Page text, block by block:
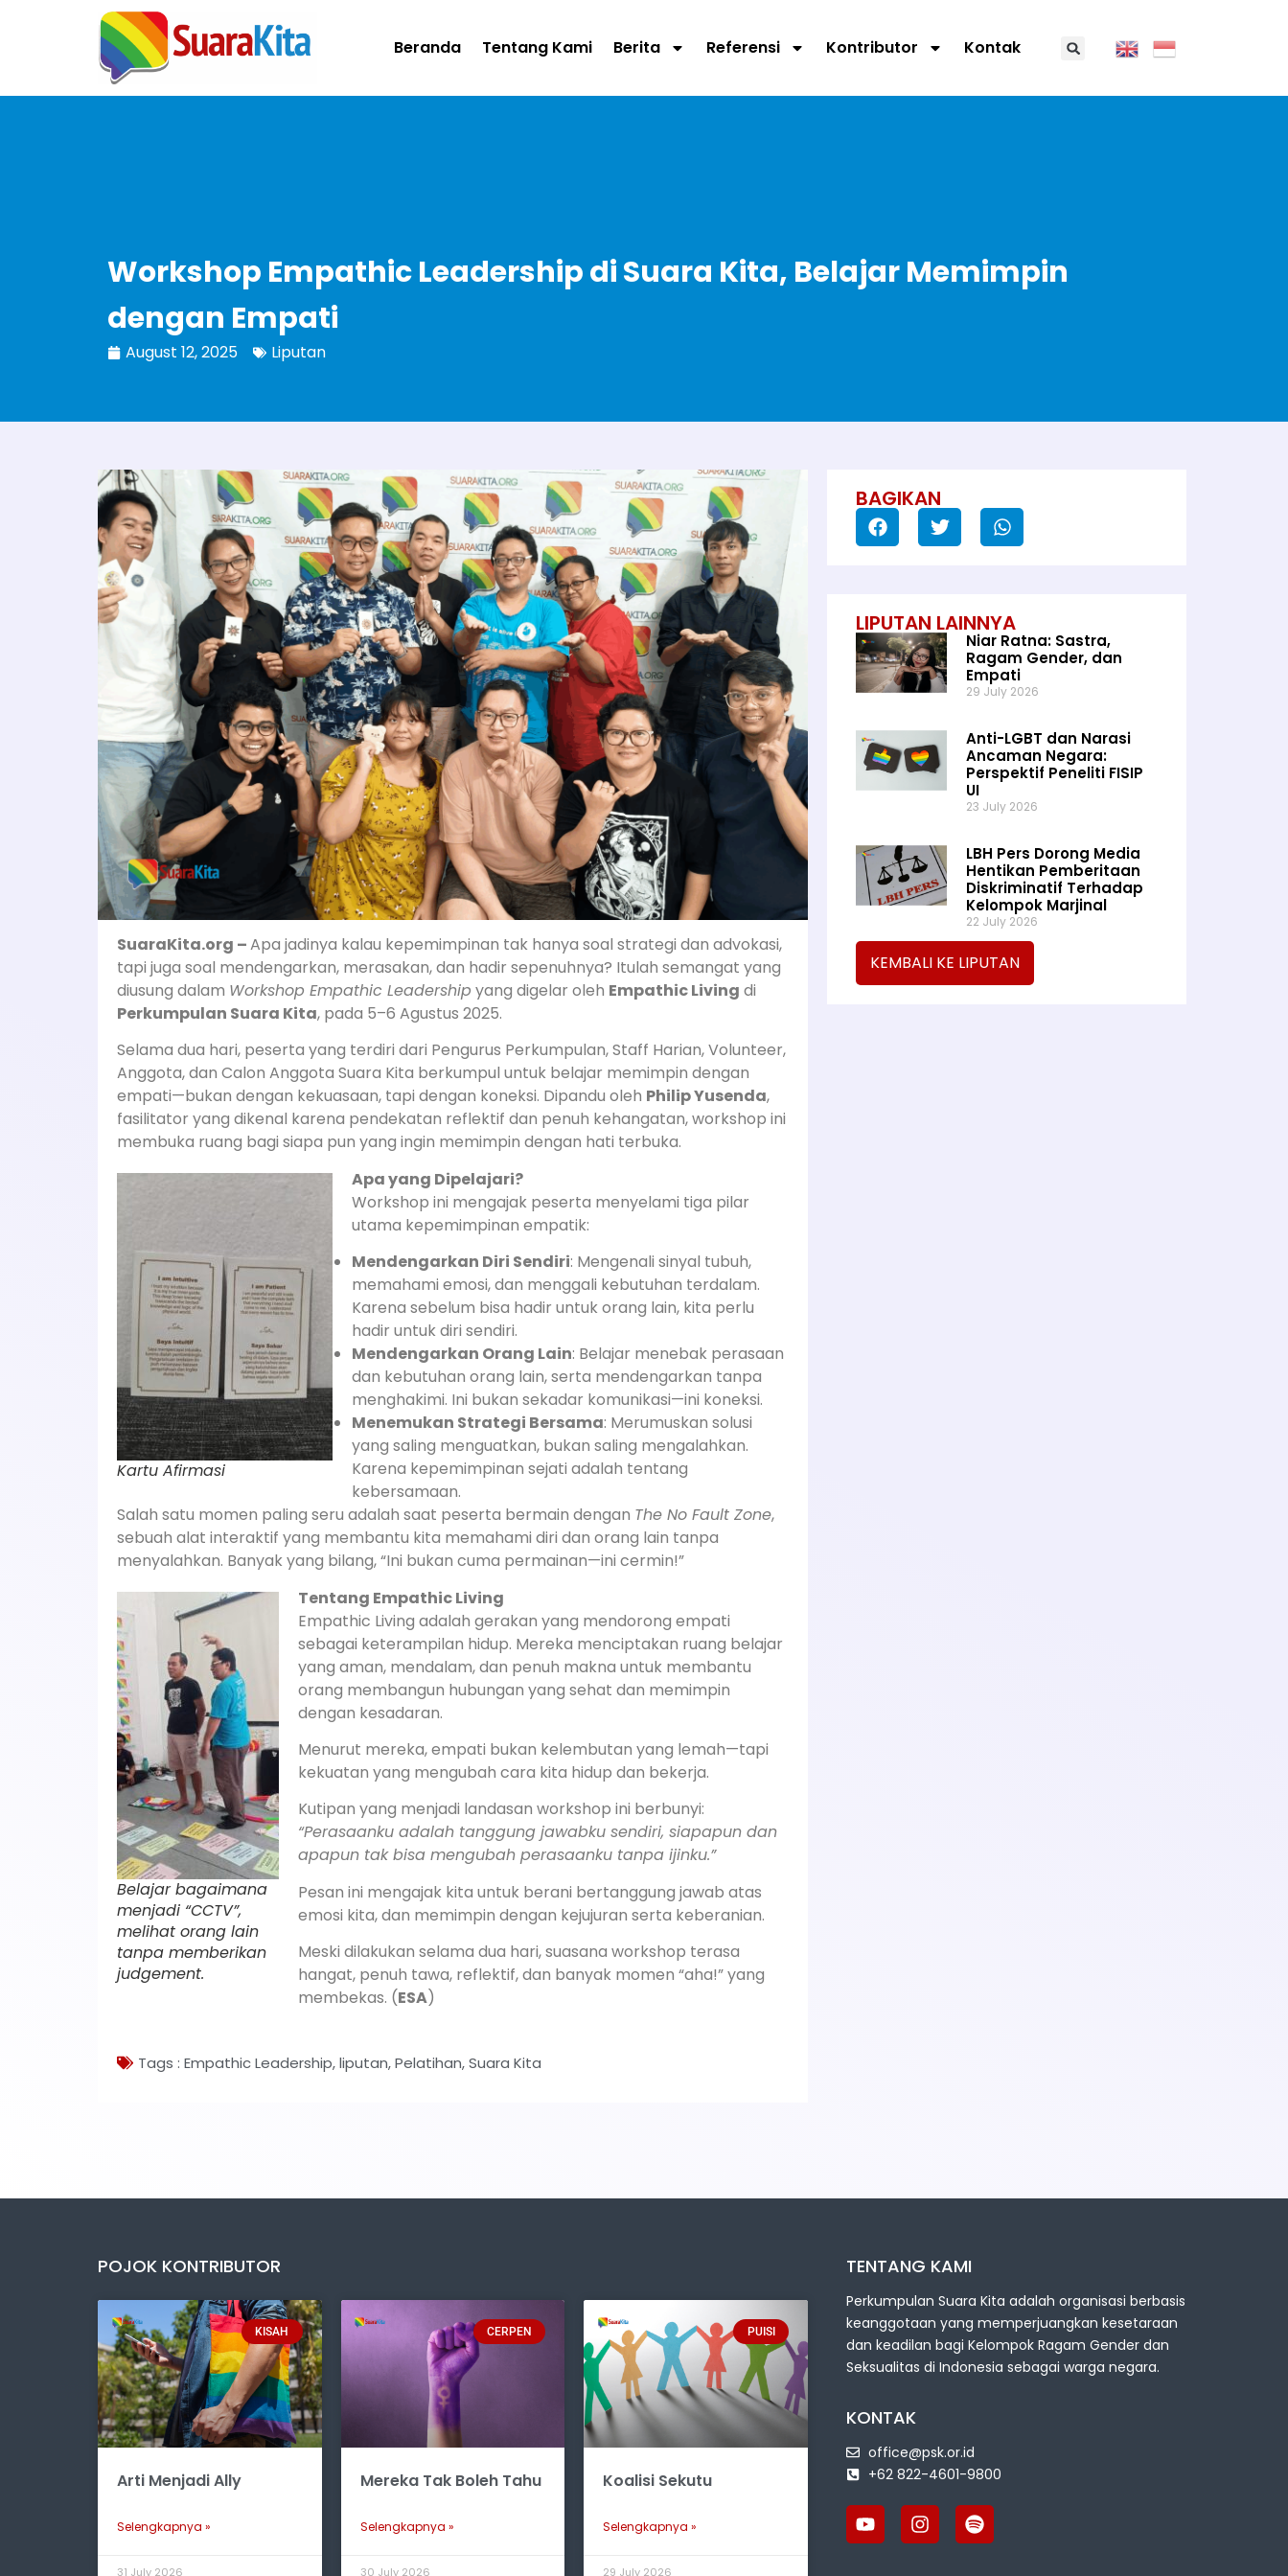
Beranda Tentang Kami Berita Referensi Kontributor Kontak
Workshop Empathic Leadership di Suara Kita, Belajar Memimpin
dengan Empati
August 12, 2025 Liputan
SuaraKita.org –Apa jadinya kalau kepemimpinan tak hanya soal strategi dan advokasi,
tapi juga soal mendengarkan, merasakan, dan hadir sepenuhnya? Itulah semangat yang
diusung dalam Workshop Empathic Leadership yang digelar oleh Empathic Living di
Perkumpulan Suara Kita, pada 5–6 Agustus 2025.
Selama dua hari, peserta yang terdiri dari Pengurus Perkumpulan, Staff Harian, Volunteer,
Anggota, dan Calon Anggota Suara Kita berkumpul untuk belajar memimpin dengan
empati—bukan dengan kekuasaan, tapi dengan koneksi. Dipandu oleh Philip Yusenda,
fasilitator yang dikenal karena pendekatan reflektif dan penuh kehangatan, workshop ini
membuka ruang bagi siapa pun yang ingin memimpin dengan hati terbuka.
Kartu Afirmasi
Apa yang Dipelajari?
Workshop ini mengajak peserta menyelami tiga pilar
utama kepemimpinan empatik:
Mendengarkan Diri Sendiri: Mengenali sinyal tubuh,
memahami emosi, dan menggali kebutuhan terdalam.
Karena sebelum bisa hadir untuk orang lain, kita perlu
hadir untuk diri sendiri.
Mendengarkan Orang Lain: Belajar menebak perasaan
dan kebutuhan orang lain, serta mendengarkan tanpa
menghakimi. Ini bukan sekadar komunikasi—ini koneksi.
Menemukan Strategi Bersama: Merumuskan solusi
yang saling menguatkan, bukan saling mengalahkan.
Karena kepemimpinan sejati adalah tentang
kebersamaan.
Salah satu momen paling seru adalah saat peserta bermain dengan The No Fault Zone,
sebuah alat interaktif yang membantu kita memahami diri dan orang lain tanpa
menyalahkan. Banyak yang bilang, “Ini bukan cuma permainan—ini cermin!”
Belajar bagaimana
menjadi “CCTV”,
melihat orang lain
tanpa memberikan
judgement.
Tentang Empathic Living
Empathic Living adalah gerakan yang mendorong empati
sebagai keterampilan hidup. Mereka menciptakan ruang belajar
yang aman, mendalam, dan penuh makna untuk membantu
orang membangun hubungan yang sehat dan memimpin
dengan kesadaran.
Menurut mereka, empati bukan kelembutan yang lemah—tapi
kekuatan yang mengubah cara kita hidup dan bekerja.
Kutipan yang menjadi landasan workshop ini berbunyi:
“Perasaanku adalah tanggung jawabku sendiri, siapapun dan
apapun tak bisa mengubah perasaanku tanpa ijinku.”
Pesan ini mengajak kita untuk berani bertanggung jawab atas
emosi kita, dan memimpin dengan kejujuran serta keberanian.
Meski dilakukan selama dua hari, suasana workshop terasa
hangat, penuh tawa, reflektif, dan banyak momen “aha!” yang
membekas. (ESA)
Tags : Empathic Leadership,liputan,Pelatihan,Suara Kita
BAGIKAN
LIPUTAN LAINNYA
Niar Ratna: Sastra,
Ragam Gender, dan
Empati
29 July 2026
Anti-LGBT dan Narasi
Ancaman Negara:
Perspektif Peneliti FISIP
UI
23 July 2026
LBH Pers Dorong Media
Hentikan Pemberitaan
Diskriminatif Terhadap
Kelompok Marjinal
22 July 2026
KEMBALI KE LIPUTAN
POJOK KONTRIBUTOR
KISAH
Arti Menjadi Ally
Selengkapnya »
31 July 2026
CERPEN
Mereka Tak Boleh Tahu
Selengkapnya »
30 July 2026
PUISI
Koalisi Sekutu
Selengkapnya »
29 July 2026
TENTANG KAMI
Perkumpulan Suara Kita adalah organisasi berbasis
keanggotaan yang memperjuangkan kesetaraan
dan keadilan bagi Kelompok Ragam Gender dan
Seksualitas di Indonesia sebagai warga negara.
KONTAK
office@psk.or.id
+62 822-4601-9800